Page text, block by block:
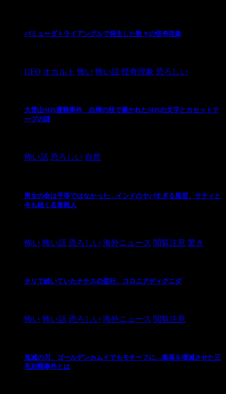
バミューダトライアングルで発生した数々の怪奇現象
UFO オカルト 怖い 怖い話 怪奇現象 恐ろしい
大雪山SOS遭難事件 白樺の枝で書かれたSOSの文字とカセットテ
ープの謎
怖い話 恐ろしい 自然
男女の命は平等ではなかった…インドのヤバすぎる風習、サティと
今も続く名誉殺人
怖い 怖い話 恐ろしい 海外ニュース 閲覧注意 驚き
チリで続いていたナチスの蛮行、コロニアディグニダ
怖い 怖い話 恐ろしい 海外ニュース 閲覧注意
鬼滅の刃、ゴールデンカムイでもモチーフに…集落を壊滅させた三
毛別羆事件とは